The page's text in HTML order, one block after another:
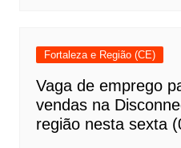
Fortaleza e Região (CE)
Vaga de emprego
vendas na
região nesta sexta